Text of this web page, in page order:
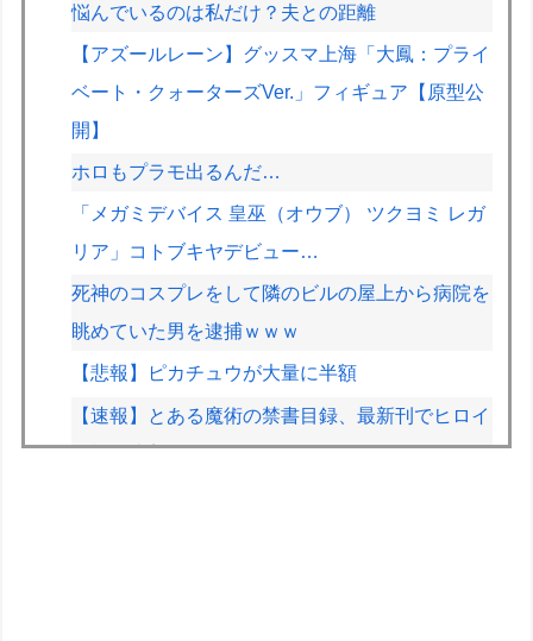
悩んでいるのは私だけ？夫との距離
【アズールレーン】グッスマ上海「大鳳：プライ
ベート・クォーターズVer.」フィギュア【原型公
開】
ホロもプラモ出るんだ…
「メガミデバイス 皇巫（オウブ） ツクヨミ レガ
リア」コトブキヤデビュー…
死神のコスプレをして隣のビルの屋上から病院を
眺めていた男を逮捕ｗｗｗ
【悲報】ピカチュウが大量に半額
【速報】とある魔術の禁書目録、最新刊でヒロイ
ン戦争決着wwwwwwwwwwwww